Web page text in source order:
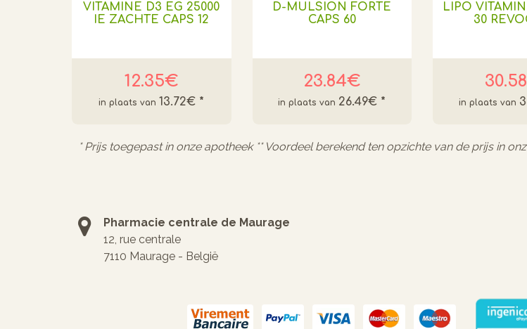
VITAMINE D3 EG 25000
IE ZACHTE CAPS 12
12.35€
13.72€ *
D-MULSION FORTE
CAPS 60
23.84€
26.49€ *
LIPO
30
* Prijs toegepast in onze apotheek ** Voordeel berekend ten opzichte van de prijs in
Pharmacie centrale de Maurage
12, rue centrale
7110 Maurage - België